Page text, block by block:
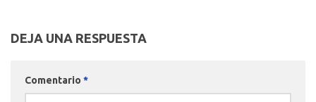
DEJA UNA RESPUESTA
Comentario *